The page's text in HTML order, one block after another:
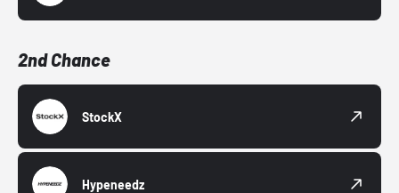
2nd Chance
StockX
Hypeneedz